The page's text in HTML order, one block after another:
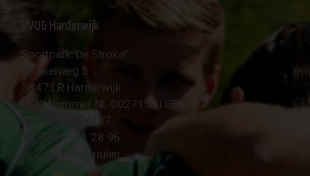
VVOG Harderwijk
Sportpark 'De Strokel'
Strokelweg 5
3847 LR Harderwijk
BTW Nummer NL 002715910B01
KvK Nr 40094437
☎︎ 0341 - 41 28 96
✉︎ Contactformulier